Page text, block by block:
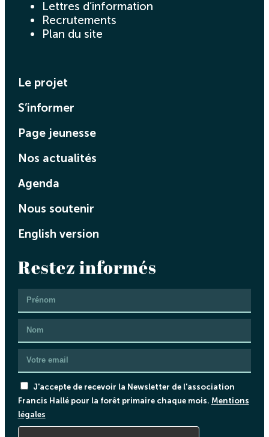
Lettres d’information
Recrutements
Plan du site
Le projet
S’informer
Page jeunesse
Nos actualités
Agenda
Nous soutenir
English version
Restez informés
J'accepte de recevoir la Newsletter de l'association
Francis Hallé pour la forêt primaire chaque mois. Mentions
légales